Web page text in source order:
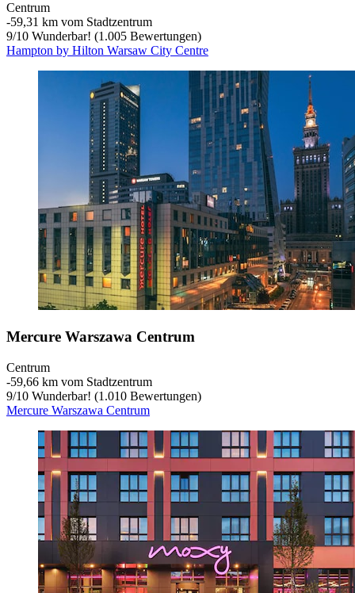
Centrum
‐59,31 km vom Stadtzentrum
9/10 Wunderbar! (1.005 Bewertungen)
Hampton by Hilton Warsaw City Centre
Mercure Warszawa Centrum
Centrum
‐59,66 km vom Stadtzentrum
9/10 Wunderbar! (1.010 Bewertungen)
Mercure Warszawa Centrum